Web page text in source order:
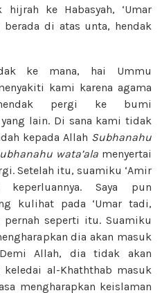
ke Habasyah, ‘Umar
di atas unta, hendak
ke mana, hai Ummu
kami karena agama
pergi ke bumi
lain. Di sana kami tidak
kepada Allah Subhanahu
wata’ala menyertai
Setelah itu, suamiku ‘Amir
Saya pun
kulihat pada ‘Umar tadi,
seperti itu. Suamiku
dia akan masuk
Allah, dia tidak akan
al-Khaththab masuk
mengharapkan keislaman